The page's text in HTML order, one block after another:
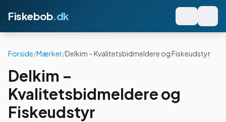
Fiskebob.dk
Forside/Mærker/Delkim – Kvalitetsbidmeldere og Fiskeudstyr
Delkim –
Kvalitetsbidmeldere og
Fiskeudstyr